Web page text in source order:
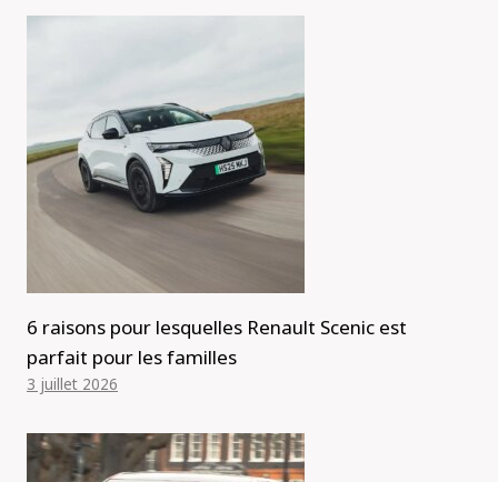
6 raisons pour lesquelles Renault Scenic est
parfait pour les familles
3 juillet 2026